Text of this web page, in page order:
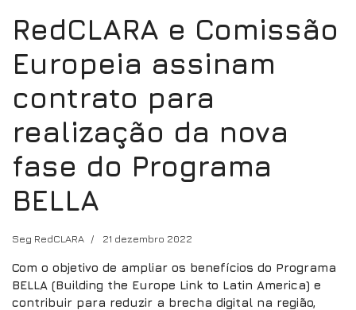
RedCLARA e Comissão
Europeia assinam
contrato para
realização da nova
fase do Programa
BELLA
Seg RedCLARA 21 dezembro 2022
Com o objetivo de ampliar os benefícios do Programa
BELLA (Building the Europe Link to Latin America) e
contribuir para reduzir a brecha digital na região,